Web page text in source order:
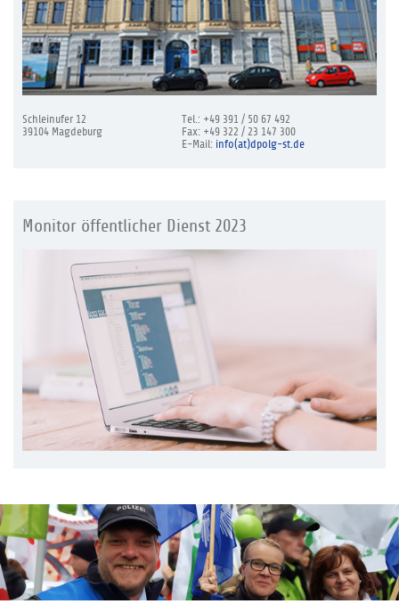
Schleinufer 12
39104 Magdeburg
Tel.: +49 391 / 50 67 492
Fax: +49 322 / 23 147 300
E-Mail: info(at)dpolg-st.de
Monitor öffentlicher Dienst 2023